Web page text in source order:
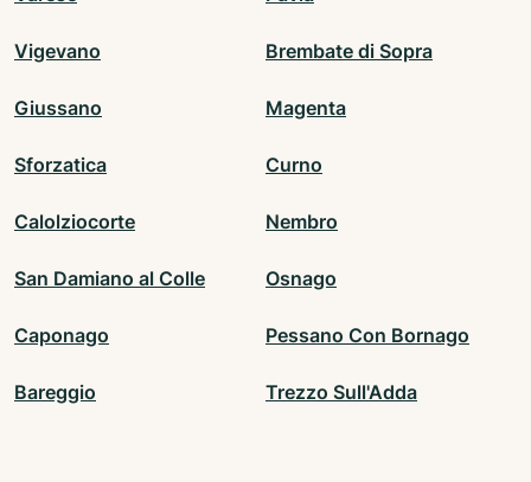
Vigevano Brembate di Sopra
Giussano Magenta
Sforzatica Curno
Calolziocorte Nembro
San Damiano al Colle Osnago
Caponago Pessano Con Bornago
Bareggio Trezzo Sull'Adda